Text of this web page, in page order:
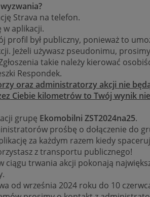
Strava na telefon.
w aplikacji.
profil był publiczny, ponieważ to
Jeżeli używasz pseudonimu,
takie należy kierować
Respondek.
oraz administratorzy akcji nie
Ciebie kilometrów to Twój wynik
grupę Ekomobilni ZST2024na25.
prośbę o dołączenie do
za każdym razem kiedy
z transportu publicznego!
ciągu trwania akcji pokonają
od września 2024 roku do 10